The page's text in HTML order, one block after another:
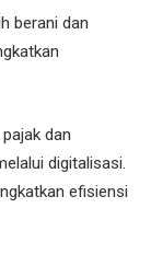
berani dan
dan
digitalisasi.
efisiensi